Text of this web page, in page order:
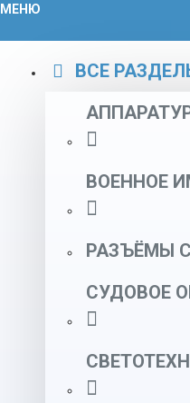
МЕНЮ
ВСЕ
ВОЕННОЕ
РАЗЪЁМЫ
СУДОВОЕ